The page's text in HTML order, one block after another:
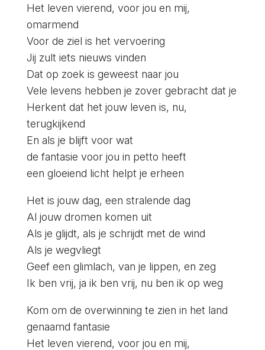
Het leven vierend, voor jou en mij,
omarmend
Voor de ziel is het vervoering
Jij zult iets nieuws vinden
Dat op zoek is geweest naar jou
Vele levens hebben je zover gebracht dat je
Herkent dat het jouw leven is, nu,
terugkijkend
En als je blijft voor wat
de fantasie voor jou in petto heeft
een gloeiend licht helpt je erheen
Het is jouw dag, een stralende dag
Al jouw dromen komen uit
Als je glijdt, als je schrijdt met de wind
Als je wegvliegt
Geef een glimlach, van je lippen, en zeg
Ik ben vrij, ja ik ben vrij, nu ben ik op weg
Kom om de overwinning te zien in het land
genaamd fantasie
Het leven vierend, voor jou en mij,